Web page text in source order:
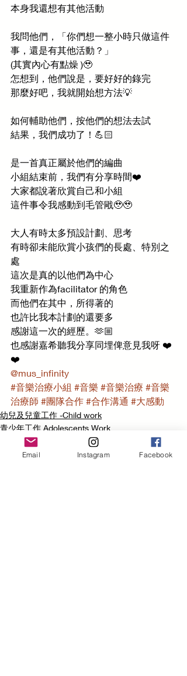
本身我還想有其他活動
我問他們，「你們想一整小時只做這件
事，還是有其他活動？」
(其實內心有點燥 )🥹
怎想到，他們說是，要好好的錄完
那麼好吧，我就開始想方法💡
如何輔助他們，按他們的想法去試
結果，我們成功了！💪🏻
是一首真正屬於他們的編曲
小組結束前，我們有分享時間❤️
大家都說著欣賞自己和小組
這件事令我感動到毛管戙🥹🥹
大人有時太多預設計劃、思考
有時卻未能欣賞小孩們的長處、特別之
處
這次是真的以他們為中心
我重新作為facilitator 的角色
而他們在其中，所得著的
也許比我本計劃的還要多
感謝這一次的經歷。🫶🏼
也感謝嘉希聽我分享同埋俾意見我呀 ❤️
❤️
@mus_infinity
#音樂治療小組 #音樂 #音樂治療 #音樂
治療師 #團隊合作 #合作溝通 #大感動
幼兒及兒童工作 -Child work
青少年工作 Adolescents Work
Email Instagram Facebook